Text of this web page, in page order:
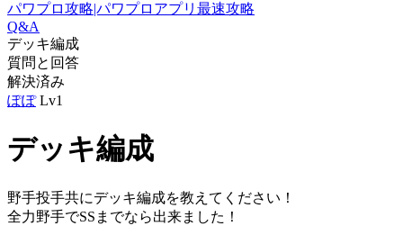
パワプロ攻略|パワプロアプリ最速攻略
Q&A
デッキ編成
質問と回答
解決済み
ぽぽ Lv1
デッキ編成
野手投手共にデッキ編成を教えてください！
全力野手でSSまでなら出来ました！